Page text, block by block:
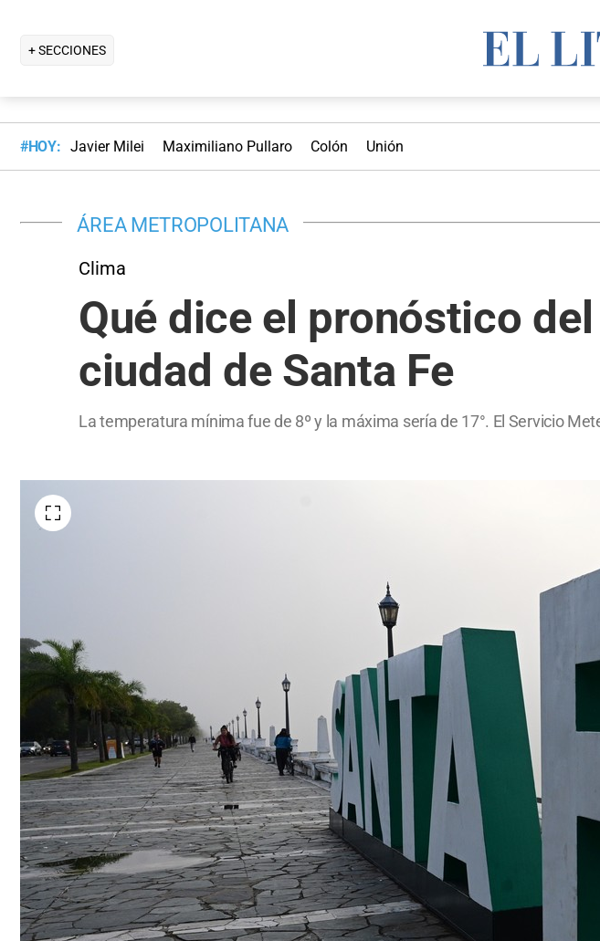
+ SECCIONES
#HOY: Javier Milei Maximiliano Pullaro Colón Unión
ÁREA METROPOLITANA
Clima
Qué dice el pronóstico
ciudad de Santa Fe
La temperatura mínima fue de 8º y la máxima sería de 17°. El Servicio